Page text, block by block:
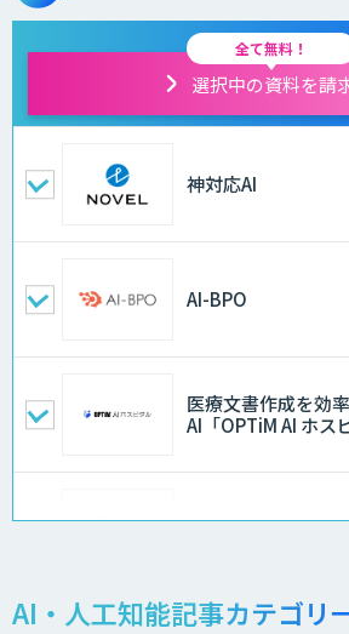
全て無料！
選択中の資料を請
神対応AI
AI-BPO
医療文書作成を効
AI「OPTiM AI ホス
データ分析/AI開発
AI・人工知能記事カテゴリ